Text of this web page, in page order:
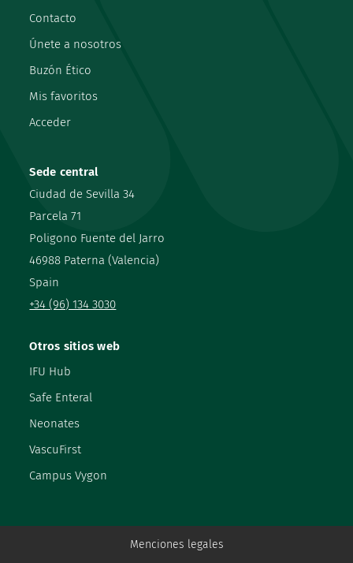
Sede central
Ciudad de Sevilla 34
Parcela 71
Poligono Fuente del Jarro
46988 Paterna (Valencia)
Spain
+34 (96) 134 3030
Contacto
Únete a nosotros
Buzón Ético
Mis favoritos
Acceder
Otros sitios web
IFU Hub
Safe Enteral
Neonates
VascuFirst
Campus Vygon
Menciones legales